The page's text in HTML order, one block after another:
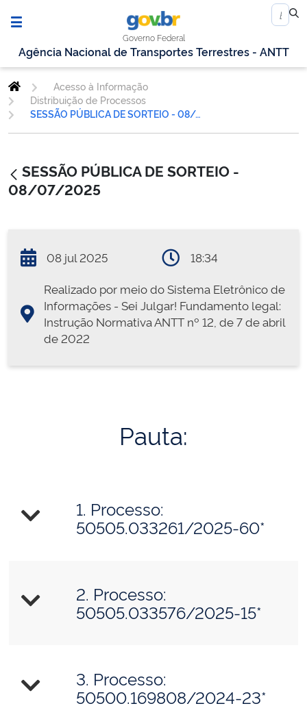
Governo Federal
Agência Nacional de Transportes Terrestres - ANTT
Acesso à Informação
Distribuição de Processos
SESSÃO PÚBLICA DE SORTEIO - 08/07/2025
SESSÃO PÚBLICA DE SORTEIO -
08/07/2025
08 jul 2025
18:34
Realizado por meio do Sistema Eletrônico de
Informações - Sei Julgar! Fundamento legal:
Instrução Normativa ANTT nº 12, de 7 de abril
de 2022
Pauta:
1. Processo:
50505.033261/2025-60*
2. Processo:
50505.033576/2025-15*
3. Processo:
50500.169808/2024-23*